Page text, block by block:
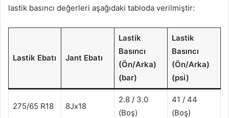
lastik basıncı değerleri aşağıdaki tabloda verilmiştir:
Lastik Ebatı Jant Ebatı
Lastik
Basıncı
(Ön/Arka)
(bar)
Lastik
Basıncı
(Ön/Arka)
(psi)
275/65 R18 8Jx18
2.8 / 3.0
(Boş)
41 / 44
(Boş)